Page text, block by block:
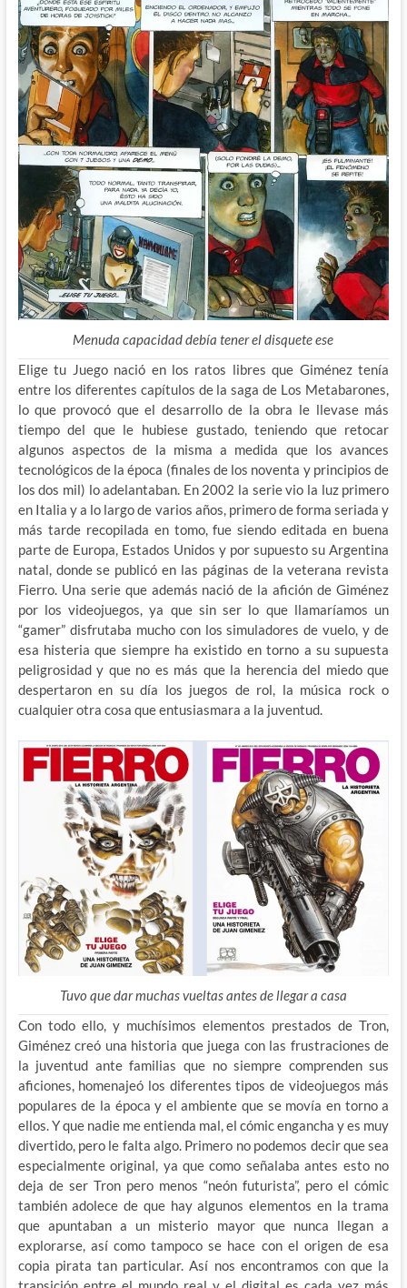
Menuda capacidad debía tener el disquete ese
Elige tu Juego nació en los ratos libres que Giménez tenía
entre los diferentes capítulos de la saga de Los Metabarones,
lo que provocó que el desarrollo de la obra le llevase más
tiempo del que le hubiese gustado, teniendo que retocar
algunos aspectos de la misma a medida que los avances
tecnológicos de la época (finales de los noventa y principios de
los dos mil) lo adelantaban. En 2002 la serie vio la luz primero
en Italia y a lo largo de varios años, primero de forma seriada y
más tarde recopilada en tomo, fue siendo editada en buena
parte de Europa, Estados Unidos y por supuesto su Argentina
natal, donde se publicó en las páginas de la veterana revista
Fierro. Una serie que además nació de la afición de Giménez
por los videojuegos, ya que sin ser lo que llamaríamos un
“gamer” disfrutaba mucho con los simuladores de vuelo, y de
esa histeria que siempre ha existido en torno a su supuesta
peligrosidad y que no es más que la herencia del miedo que
despertaron en su día los juegos de rol, la música rock o
cualquier otra cosa que entusiasmara a la juventud.
Tuvo que dar muchas vueltas antes de llegar a casa
Con todo ello, y muchísimos elementos prestados de Tron,
Giménez creó una historia que juega con las frustraciones de
la juventud ante familias que no siempre comprenden sus
aficiones, homenajeó los diferentes tipos de videojuegos más
populares de la época y el ambiente que se movía en torno a
ellos. Y que nadie me entienda mal, el cómic engancha y es muy
divertido, pero le falta algo. Primero no podemos decir que sea
especialmente original, ya que como señalaba antes esto no
deja de ser Tron pero menos “neón futurista”, pero el cómic
también adolece de que hay algunos elementos en la trama
que apuntaban a un misterio mayor que nunca llegan a
explorarse, así como tampoco se hace con el origen de esa
copia pirata tan particular. Así nos encontramos con que la